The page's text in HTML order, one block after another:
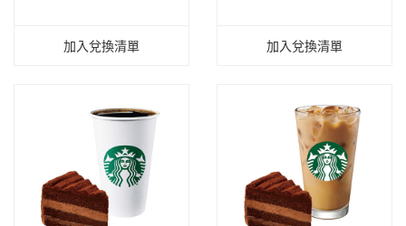
加入兌換清單 加入兌換清單